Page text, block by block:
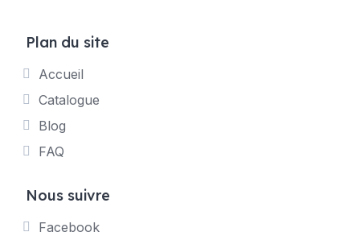
Plan du site
Accueil
Catalogue
Blog
FAQ
Nous suivre
Facebook